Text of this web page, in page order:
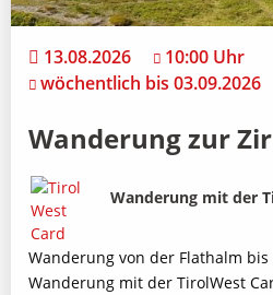
13.08.2026
10:00 Uhr
wöchentlich bis 03.09.2026
Wanderung zur
Bild
Beschreibung
Wanderung mit der
Wanderung von der Flathalm
Wanderung mit der TirolWest